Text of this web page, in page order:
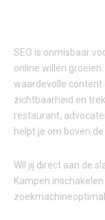
SEO is onmisbaar
online willen
waardevolle content
zichtbaarheid en
restaurant,
helpt je om boven
Wil jij direct aan de
Kampen